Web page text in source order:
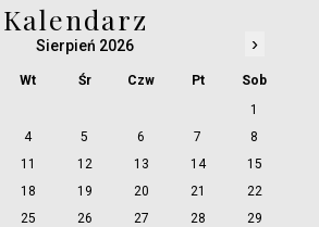
Kalendarz
Sierpień 2026 ›
Wt Śr Czw Pt
Sob
1
4 5 6 7
8
11 12 13 14
15
18 19 20 21
22
25 26 27 28
29